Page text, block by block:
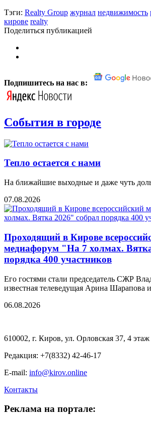
Тэги: Realty Group журнал недвижимость
кирове realty
Поделиться публикацией
Подпишитесь на нас в:
События в городе
Тепло остается с нами
На ближайшие выходные и даже чуть
07.08.2026
Проходящий в Кирове
медиафорум "На 7 холмах.
порядка 400 участников
Его гостями стали председатель СЖР
известная телеведущая Арина Шарапова
06.08.2026
610002, г. Киров, ул. Орловская 37, 4 этаж
Редакция: +7(8332) 42-46-17
E-mail: info@kirov.online
Контакты
Реклама на портале: